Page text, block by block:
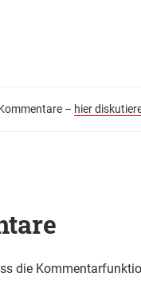
– hier
die